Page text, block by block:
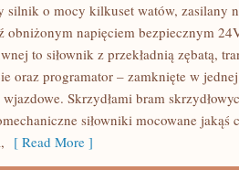
silnik o mocy kilkuset watów, zasilany
obniżonym napięciem bezpiecznym
to siłownik z przekładnią zębatą,
oraz programator – zamknięte w
Skrzydłami bram
siłowniki mocowane jakąś
[ Read More ]